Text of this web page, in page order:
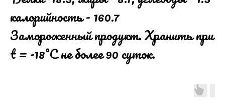
калорийность - 160.7
Замороженный продукт. Хранить при
t = -18°С не более 90 суток.